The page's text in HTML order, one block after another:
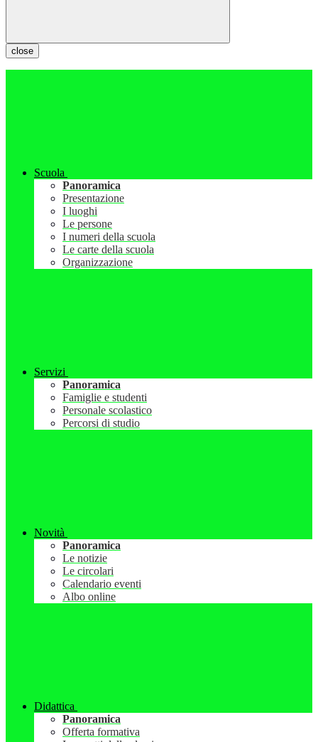
close
Scuola
Panoramica
Presentazione
I luoghi
Le persone
I numeri della scuola
Le carte della scuola
Organizzazione
Servizi
Panoramica
Famiglie e studenti
Personale scolastico
Percorsi di studio
Novità
Panoramica
Le notizie
Le circolari
Calendario eventi
Albo online
Didattica
Panoramica
Offerta formativa